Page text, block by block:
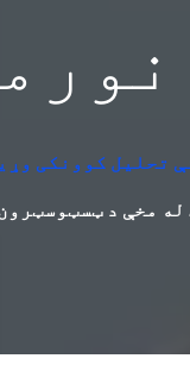
تحلیل کوونکی
له مخې د